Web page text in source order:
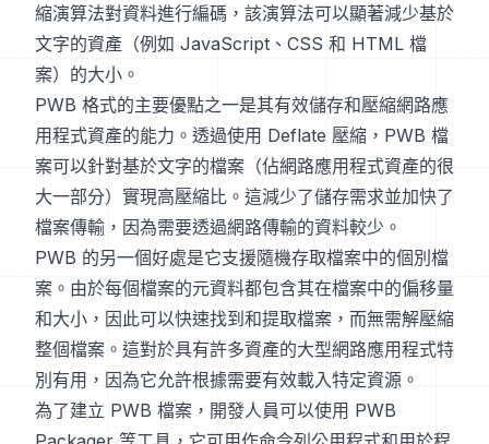
縮演算法對資料進行編碼，該演算法可以顯著減少基於
文字的資產（例如 JavaScript、CSS 和 HTML 檔
案）的大小。
PWB 格式的主要優點之一是其有效儲存和壓縮網路應
用程式資產的能力。透過使用 Deflate 壓縮，PWB 檔
案可以針對基於文字的檔案（佔網路應用程式資產的很
大一部分）實現高壓縮比。這減少了儲存需求並加快了
檔案傳輸，因為需要透過網路傳輸的資料較少。
PWB 的另一個好處是它支援隨機存取檔案中的個別檔
案。由於每個檔案的元資料都包含其在檔案中的偏移量
和大小，因此可以快速找到和提取檔案，而無需解壓縮
整個檔案。這對於具有許多資產的大型網路應用程式特
別有用，因為它允許根據需要有效載入特定資源。
為了建立 PWB 檔案，開發人員可以使用 PWB